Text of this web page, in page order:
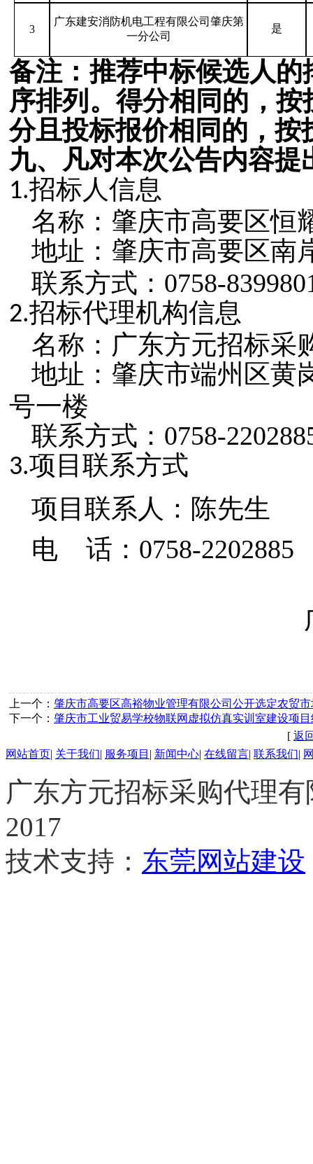
3
广东建安消防机电工程有限公司肇庆第
一分公司
是
备注：推荐中标候选人
序排列。得分相同的，
分且投标报价相同的，
九、凡对本次公告内容提
1.招标人信息
名称：肇庆市高要区恒
地址： 肇庆市高要区南
联系方式：0758-
2.招标代理机构信息
名称：广东方元招标采
地址： 肇庆市端州区黄
号一楼
联系方式：0758-
3.项目联系方式
项目联系人：陈先生
电
话： 0758-2202885
上一个： 肇庆市高要区高裕物业管理有限公司公开选定农贸
下一个： 肇庆市工业贸易学校物联网虚拟仿真实训室建设项
[ 返
网站首页| 关于我们| 服务项目 | 新闻中心| 在线留言| 联系我们|
广东方元招标采购代理
2017
技术支持： 东莞网站建设